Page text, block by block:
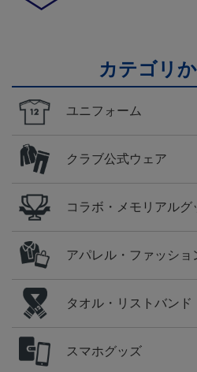
カテゴリ
ユニフォーム
クラブ公式ウェア
コラボ・メモリアルグ
アパレル・ファッショ
タオル・リストバンド
スマホグッズ